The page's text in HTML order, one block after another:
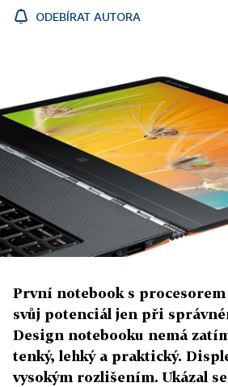
ODEBÍRAT AUTORA
První notebook s procesorem
svůj potenciál jen při
Design notebooku nemá
tenký, lehký a praktický.
vysokým rozlišením. Ukázal